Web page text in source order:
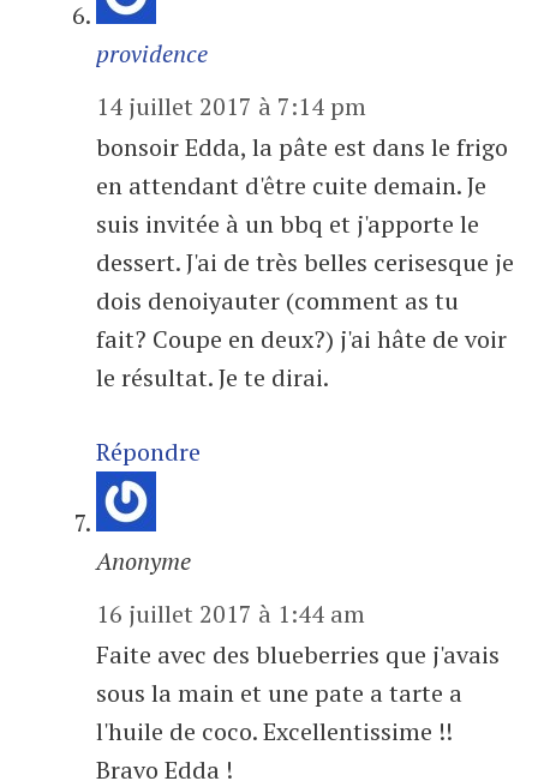
providence
14 juillet 2017 à 7:14 pm
bonsoir Edda, la pâte est dans le frigo
en attendant d'être cuite demain. Je
suis invitée à un bbq et j'apporte le
dessert. J'ai de très belles cerisesque je
dois denoiyauter (comment as tu
fait? Coupe en deux?) j'ai hâte de voir
le résultat. Je te dirai.
Répondre
Anonyme
16 juillet 2017 à 1:44 am
Faite avec des blueberries que j'avais
sous la main et une pate a tarte a
l'huile de coco. Excellentissime !!
Bravo Edda !